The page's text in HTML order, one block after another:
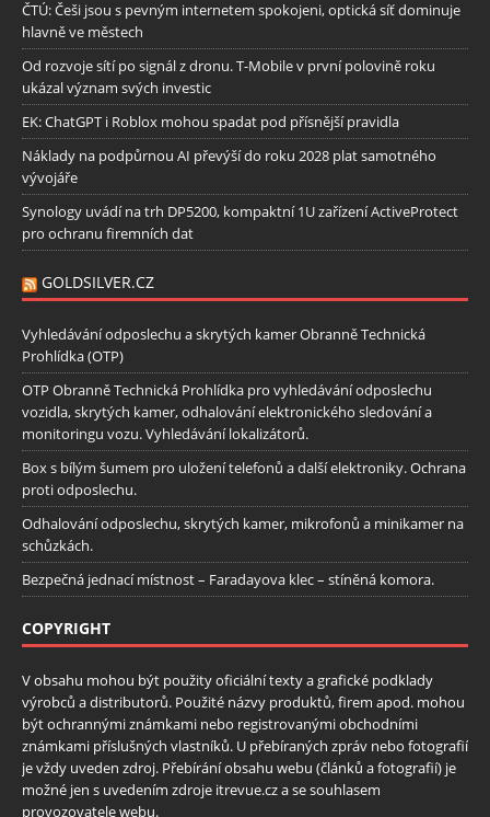
ČTÚ: Češi jsou s pevným internetem spokojeni, optická síť dominuje
hlavně ve městech
Od rozvoje sítí po signál z dronu. T-Mobile v první polovině roku
ukázal význam svých investic
EK: ChatGPT i Roblox mohou spadat pod přísnější pravidla
Náklady na podpůrnou AI převýší do roku 2028 plat samotného
vývojáře
Synology uvádí na trh DP5200, kompaktní 1U zařízení ActiveProtect
pro ochranu firemních dat
GOLDSILVER.CZ
Vyhledávání odposlechu a skrytých kamer Obranně Technická
Prohlídka (OTP)
OTP Obranně Technická Prohlídka pro vyhledávání odposlechu
vozidla, skrytých kamer, odhalování elektronického sledování a
monitoringu vozu. Vyhledávání lokalizátorů.
Box s bílým šumem pro uložení telefonů a další elektroniky. Ochrana
proti odposlechu.
Odhalování odposlechu, skrytých kamer, mikrofonů a minikamer na
schůzkách.
Bezpečná jednací místnost – Faradayova klec – stíněná komora.
COPYRIGHT
V obsahu mohou být použity oficiální texty a grafické podklady
výrobců a distributorů. Použité názvy produktů, firem apod. mohou
být ochrannými známkami nebo registrovanými obchodními
známkami příslušných vlastníků. U přebíraných zpráv nebo fotografií
je vždy uveden zdroj. Přebírání obsahu webu (článků a fotografií) je
možné jen s uvedením zdroje itrevue.cz a se souhlasem
provozovatele webu.